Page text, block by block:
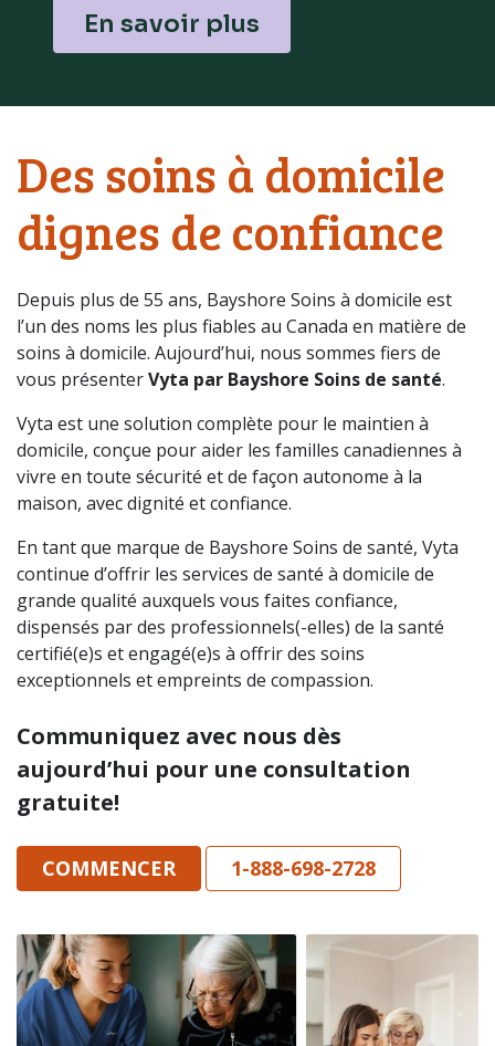
En savoir plus
Des soins à domicile
dignes de confiance
Depuis plus de 55 ans, Bayshore Soins à domicile est
l’un des noms les plus fiables au Canada en matière de
soins à domicile. Aujourd’hui, nous sommes fiers de
vous présenterVyta par Bayshore Soins de santé.
Vyta est une solution complète pour le maintien à
domicile, conçue pour aider les familles canadiennes à
vivre en toute sécurité et de façon autonome à la
maison, avec dignité et confiance.
En tant que marque de Bayshore Soins de santé, Vyta
continue d’offrir les services de santé à domicile de
grande qualité auxquels vous faites confiance,
dispensés par des professionnels(-elles) de la santé
certifié(e)s et engagé(e)s à offrir des soins
exceptionnels et empreints de compassion.
Communiquez avec nous dès
aujourd’hui pour une consultation
gratuite!
COMMENCER 1-888-698-2728